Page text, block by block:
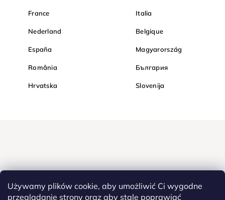
Używamy plików cookie, aby umożliwić Ci wygodne
przeglądanie strony oraz aby stale poprawiać
France Italia
Nederland Belgique
España Magyarország
România България
Hrvatska Slovenija